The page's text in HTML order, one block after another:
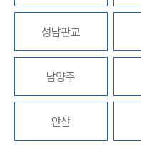
성남판교
남양주
안산